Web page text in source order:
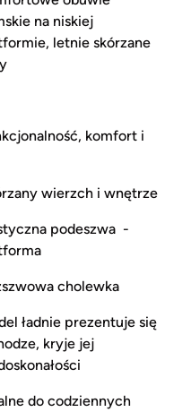
na niskiej
letnie skórzane
komfort i
wierzch i wnętrze
podeszwa -
cholewka
ładnie prezentuje się
kryje jej
do codziennych